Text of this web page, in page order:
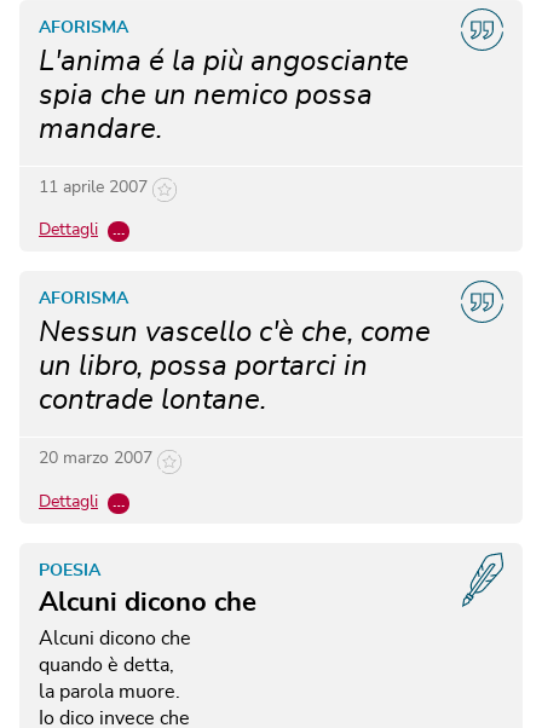
L'anima é la più angosciante
spia che un nemico possa
mandare.
AFORISMA
11 aprile 2007
Dettagli …
Nessun vascello c'è che, come
un libro, possa portarci in
contrade lontane.
AFORISMA
20 marzo 2007
Dettagli …
Alcuni dicono che
POESIA
Alcuni dicono che
quando è detta,
la parola muore.
Io dico invece che